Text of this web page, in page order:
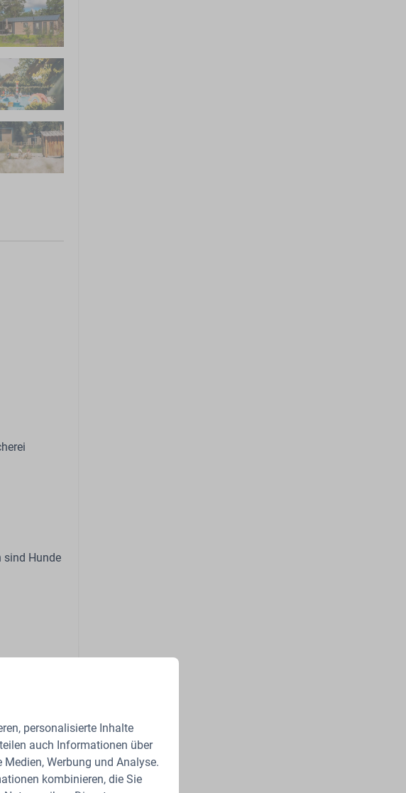
sind Hunde
Nespresso
in
personalisierte Inhalte
auch Informationen über
Werbung und Analyse.
kombinieren, die Sie